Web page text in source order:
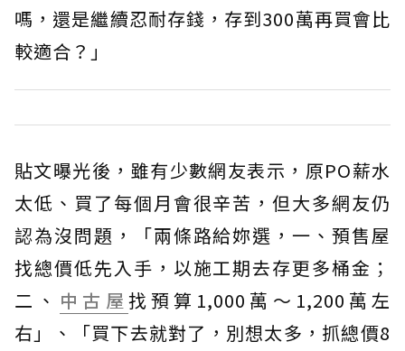
嗎，還是繼續忍耐存錢，存到300萬再買會比
較適合？」
貼文曝光後，雖有少數網友表示，原PO薪水
太低、買了每個月會很辛苦，但大多網友仍
認為沒問題，「兩條路給妳選，一、預售屋
找總價低先入手，以施工期去存更多桶金；
二、 中古屋 找預算1,000萬～1,200萬左
右」、「買下去就對了，別想太多，抓總價8